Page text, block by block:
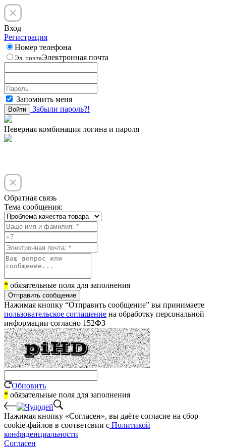
Вход
Регистрация
Номер телефона
Эл. почтаЭлектронная почта
Запомнить меня
Войти Забыли пароль?!
Неверная комбинация логина и пароля
Обратная связь
Тема сообщения:
* обязательные поля для заполнения
Отправить сообщение
Нажимая кнопку “Отправить сообщение” вы принимаете
пользовательское соглашение на обработку персональной
информации согласно 152ФЗ
Обновить
* обязательные поля для заполнения
Нажимая кнопку «Согласен», вы даёте cогласие на сбор
cookie-файлов в соответсвии с Политикой
конфиденциальности
Согласен